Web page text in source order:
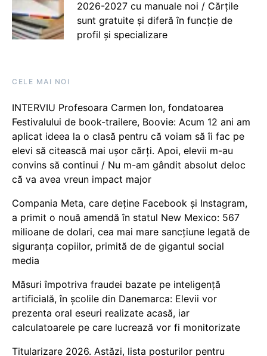
2026-2027 cu manuale noi / Cărțile
sunt gratuite și diferă în funcție de
profil și specializare
CELE MAI NOI
INTERVIU Profesoara Carmen Ion, fondatoarea
Festivalului de book-trailere, Boovie: Acum 12 ani am
aplicat ideea la o clasă pentru că voiam să îi fac pe
elevi să citească mai ușor cărți. Apoi, elevii m-au
convins să continui / Nu m-am gândit absolut deloc
că va avea vreun impact major
Compania Meta, care deține Facebook și Instagram,
a primit o nouă amendă în statul New Mexico: 567
milioane de dolari, cea mai mare sancțiune legată de
siguranța copiilor, primită de de gigantul social
media
Măsuri împotriva fraudei bazate pe inteligență
artificială, în școlile din Danemarca: Elevii vor
prezenta oral eseuri realizate acasă, iar
calculatoarele pe care lucrează vor fi monitorizate
Titularizare 2026. Astăzi, lista posturilor pentru